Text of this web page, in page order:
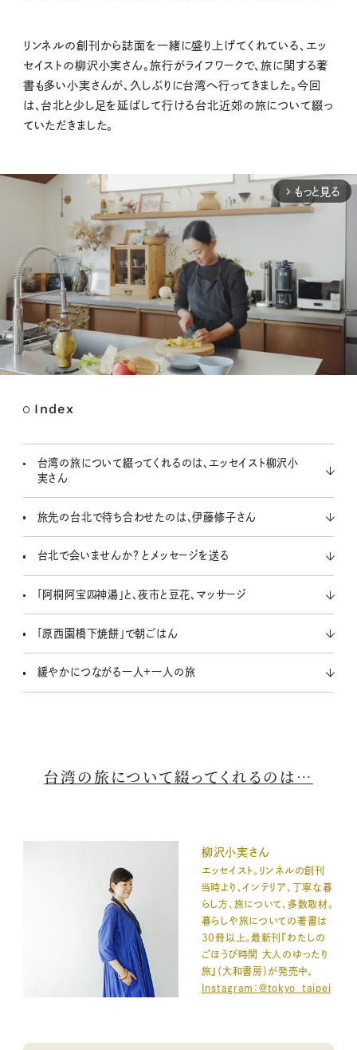
リンネルの創刊から誌面を一緒に盛り上げてくれている、エッ
セイストの柳沢小実さん。旅行がライフワークで、旅に関する著
書も多い小実さんが、久しぶりに台湾へ行ってきました。今回
は、台北と少し足を延ばして行ける台北近郊の旅について綴っ
ていただきました。
arrow_forward_ios もっと見る
e
Index
台湾の旅について綴ってくれるのは、エッセイスト柳沢小
実さん
旅先の台北で待ち合わせたのは、伊藤修子さん
台北で会いませんか？ とメッセージを送る
「阿桐阿宝四神湯」と、夜市と豆花、マッサージ
「原西園橋下焼餅」で朝ごはん
緩やかにつながる一人＋一人の旅
台湾の旅について綴ってくれるのは…
柳沢小実さん
エッセイスト。リンネルの創刊
当時より、インテリア、丁寧な暮
らし方、旅について、多数取材。
暮らしや旅についての著書は
30冊以上。最新刊『わたしの
ごほうび時間 大人のゆったり
旅』（大和書房）が発売中。
Instagram：＠tokyo_taipei